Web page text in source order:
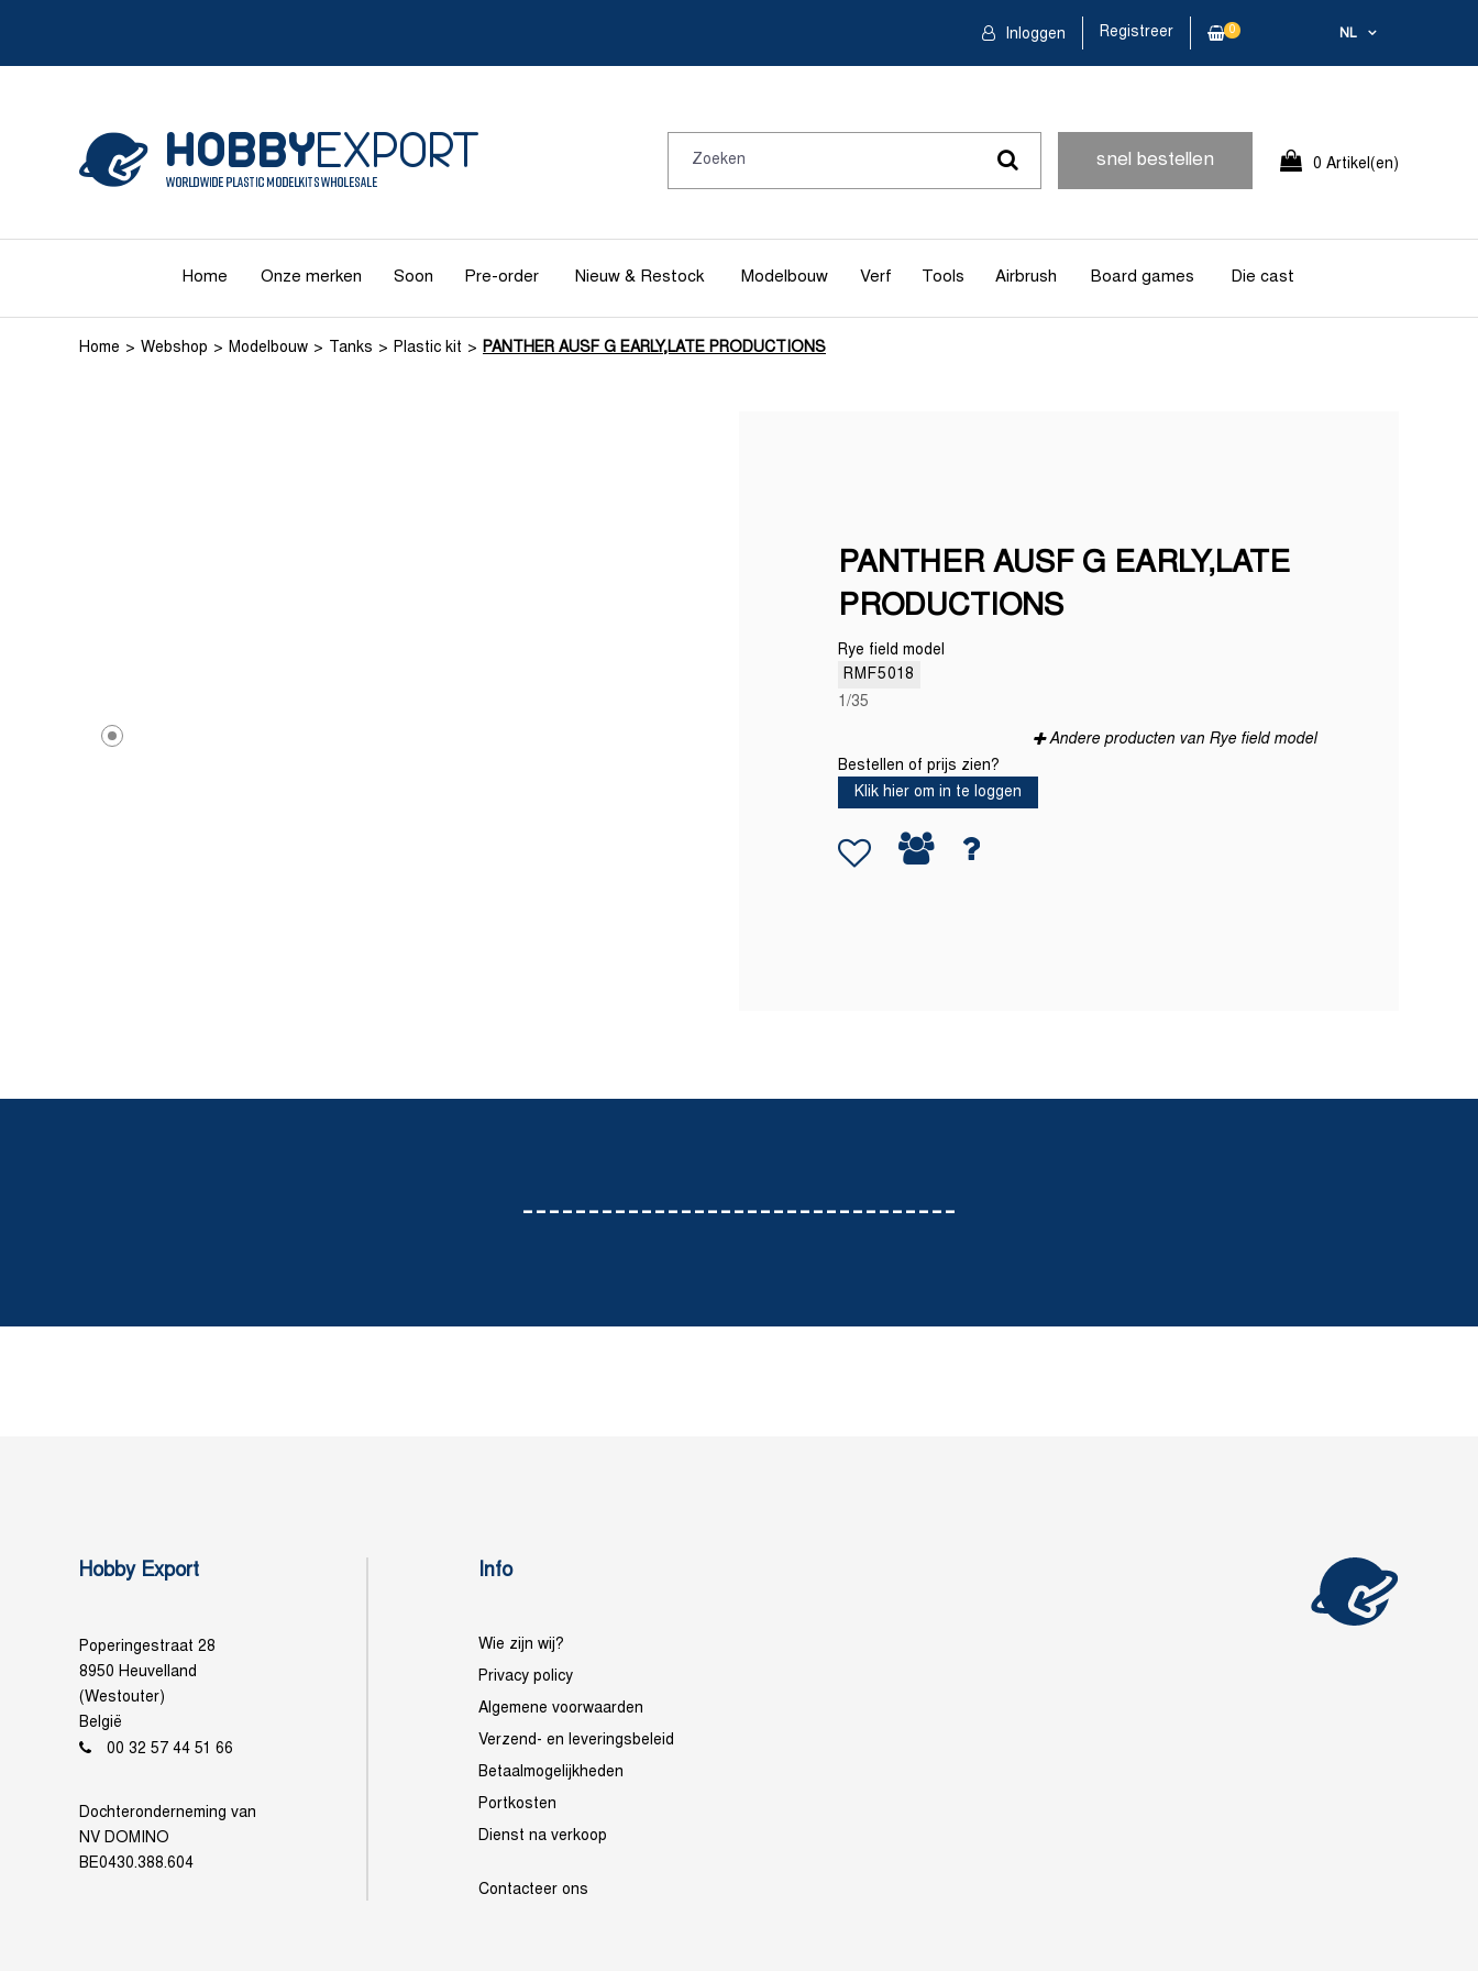
NL
Inloggen Registreer 0
snel bestellen 0 Artikel(en)
Home Onze merken Soon Pre-order Nieuw & Restock Modelbouw Verf Tools Airbrush Board games Die cast
Home Webshop Modelbouw Tanks Plastic kit PANTHER AUSF G EARLY,LATE PRODUCTIONS
PANTHER AUSF G EARLY,LATE
PRODUCTIONS
Rye field model
RMF5018
1/35
Andere producten van Rye field model
Bestellen of prijs zien?
Klik hier om in te loggen
---------------------------------
Hobby Export
Poperingestraat 28
8950 Heuvelland
(Westouter)
België
00 32 57 44 51 66
Dochteronderneming van
NV DOMINO
BE0430.388.604
Info
Wie zijn wij?
Privacy policy
Algemene voorwaarden
Verzend- en leveringsbeleid
Betaalmogelijkheden
Portkosten
Dienst na verkoop
Contacteer ons